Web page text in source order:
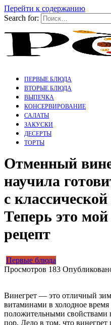
Перейти к содержанию
Search for:
ПЕРВЫЕ БЛЮДА
ВТОРЫЕ БЛЮДА
ВЫПЕЧКА
КОНСЕРВИРОВАНИЕ
САЛАТЫ
ЗАКУСКИ
ДЕСЕРТЫ
ТОРТЫ
Отменный
научила
с
Теперь это
рецепт
Первые блюда
Просмотров 183
Винегрет — это отличный
витаминами в холодное
положительными свойствами
пор. Дело в том, что винегрет